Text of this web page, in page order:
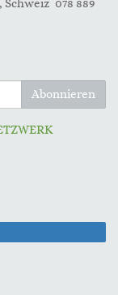
078 889
Abonnieren